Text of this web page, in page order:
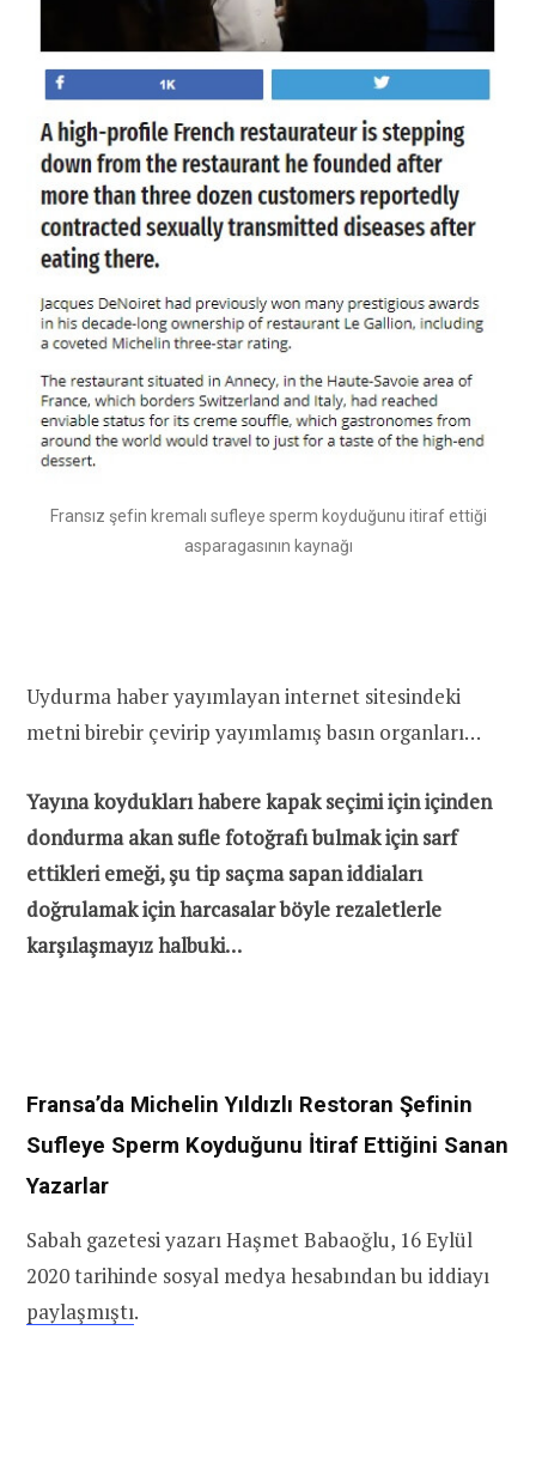
Fransız şefin kremalı sufleye sperm koyduğunu itiraf ettiği
asparagasının kaynağı
Uydurma haber yayımlayan internet sitesindeki
metni birebir çevirip yayımlamış basın organları…
Yayına koydukları habere kapak seçimi için içinden
dondurma akan sufle fotoğrafı bulmak için sarf
ettikleri emeği, şu tip saçma sapan iddiaları
doğrulamak için harcasalar böyle rezaletlerle
karşılaşmayız halbuki…
Fransa’da Michelin Yıldızlı Restoran Şefinin
Sufleye Sperm Koyduğunu İtiraf Ettiğini Sanan
Yazarlar
Sabah gazetesi yazarı Haşmet Babaoğlu, 16 Eylül
2020 tarihinde sosyal medya hesabından bu iddiayı
paylaşmıştı.